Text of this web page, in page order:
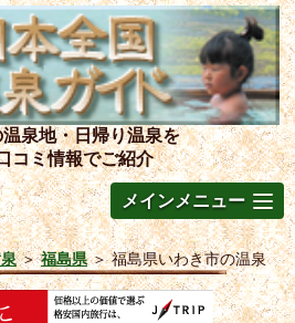
泉地・日帰り温泉を
コミ情報でご紹介
メインメニュー
＞福島県＞福島県いわき市の温泉